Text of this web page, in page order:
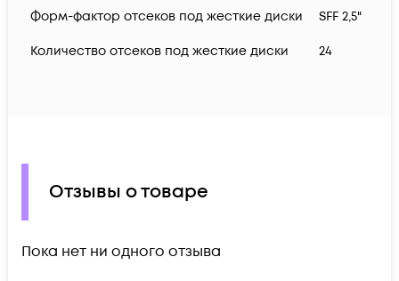
Форм-фактор отсеков под жесткие диски SFF 2,5"
Количество отсеков под жесткие диски 24
Отзывы о товаре
Пока нет ни одного отзыва